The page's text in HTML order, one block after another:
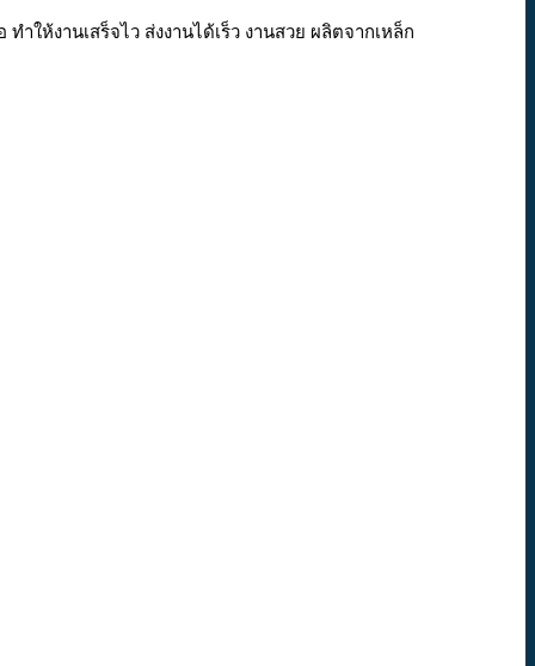
ให้งานเสร็จไว ส่งงานได้เร็ว งานสวย ผลิตจากเหล็ก